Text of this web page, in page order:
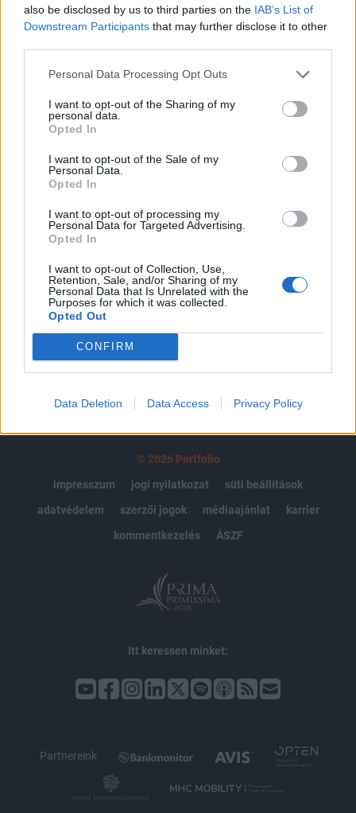
also be disclosed by us to third parties on the IAB’s List of
Downstream Participants that may further disclose it to other
Personal Data Processing Opt Outs
I want to opt-out of the Sharing of my
personal data.
Opted In
I want to opt-out of the Sale of my
Personal Data.
Opted In
I want to opt-out of processing my
Personal Data for Targeted Advertising.
Opted In
I want to opt-out of Collection, Use,
Retention, Sale, and/or Sharing of my
Personal Data that Is Unrelated with the
Purposes for which it was collected.
Opted Out
CONFIRM
Data Deletion Data Access Privacy Policy
kulturális rendezvényen fellépőként vagy technikai
személyzetként való részvételét követően...
KEDVES OLVASÓNK!
A keresett cikk a portfolio.hu hírarchívumához
tartozik, melynek olvasása előfizetéses
Az előfizetés a következőket tartalmazza:
Kötéslisták: BÉT elmúlt 2 év napon belüli
kötéslistái
Előfizetés
MÁR ELŐFIZETŐNK VAGY?BEJELENTKEZÉS
© 2026 Portfolio
impresszum
jogi nyilatkozat
süti beállítások
adatvédelem
szerzői jogok médiaajánlat
karrier
kommentkezelés
ÁSZF
Itt keressen minket:
Partnereink